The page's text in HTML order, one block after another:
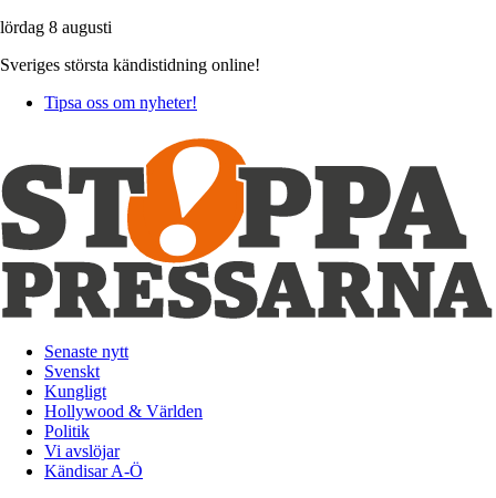
lördag 8 augusti
Sveriges största kändistidning online!
Tipsa oss om nyheter!
Senaste nytt
Svenskt
Kungligt
Hollywood & Världen
Politik
Vi avslöjar
Kändisar A-Ö